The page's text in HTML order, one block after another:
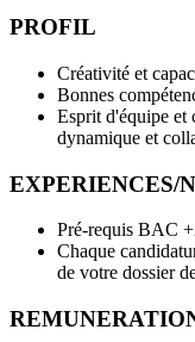
PROFIL
Créativité et
Bonnes
Esprit d'équipe et
dynamique et
EXPERIENCES/
Pré-requis BAC
Chaque
de votre dossier